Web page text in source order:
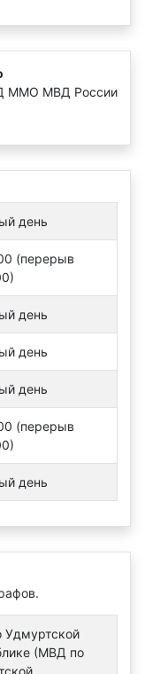
ММО МВД России
день
(перерыв
день
день
день
(перерыв
день
Удмуртской
(МВД по